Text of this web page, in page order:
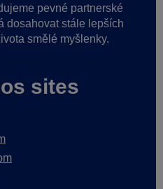
pevné partnerské
dosahovat stále lepších
smělé myšlenky.
sites